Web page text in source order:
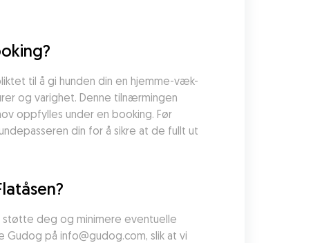
til å gi hunden din en hjemme-væk-
og varighet. Denne tilnærmingen
oppfylles under en booking. Før
din for å sikre at de fullt ut
støtte deg og minimere eventuelle
Gudog på info@gudog.com, slik at vi